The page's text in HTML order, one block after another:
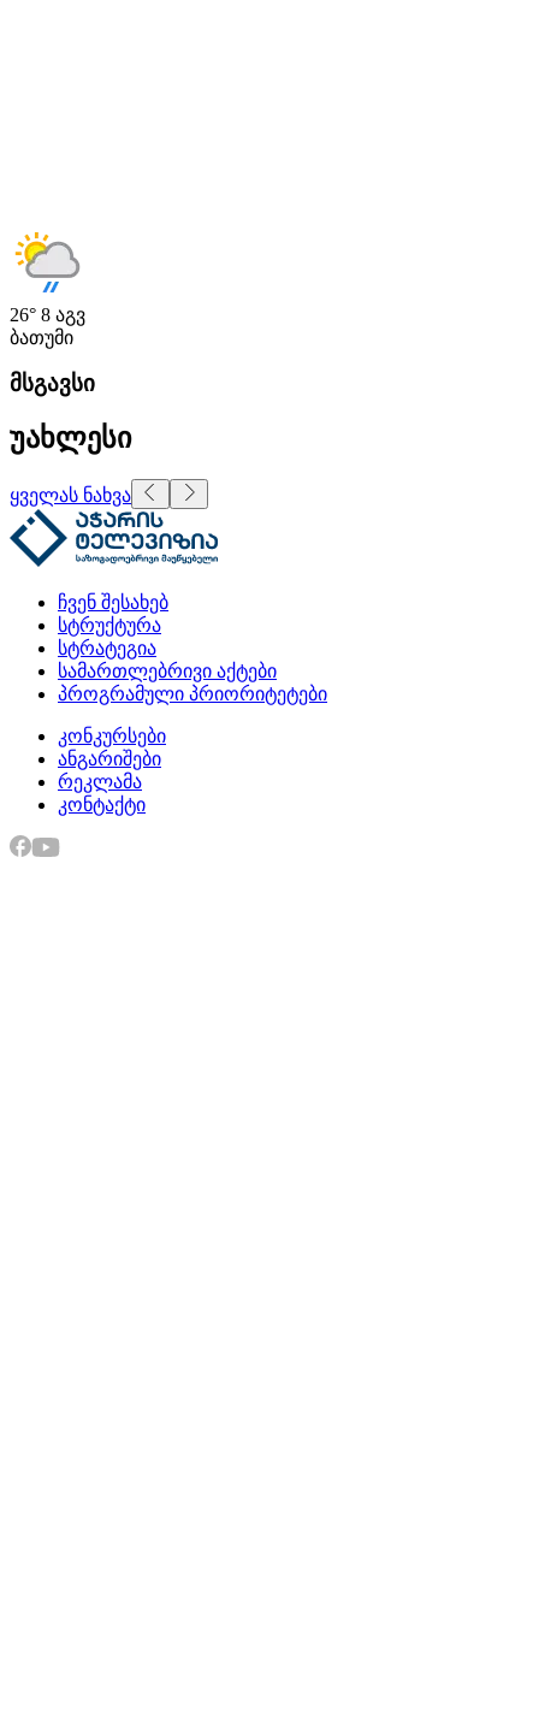
26° 8 აგვ
ბათუმი
მსგავსი
უახლესი
ყველას ნახვა
ჩვენ შესახებ
სტრუქტურა
სტრატეგია
სამართლებრივი აქტები
პროგრამული პრიორიტეტები
კონკურსები
ანგარიშები
რეკლამა
კონტაქტი